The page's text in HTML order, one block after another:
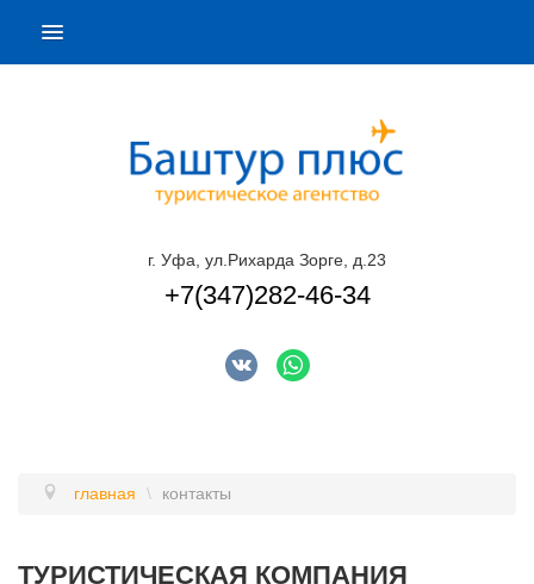
СТРАНЫ
О КОМПАНИИ
КОНТАКТЫ
г. Уфа, ул.Рихарда Зорге, д.23
+7(347)282-46-34
главная \ контакты
ТУРИСТИЧЕСКАЯ КОМПАНИЯ